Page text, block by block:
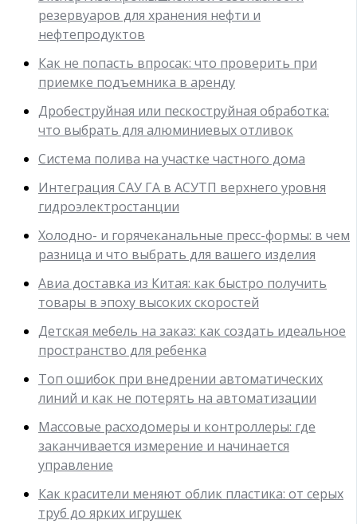
резервуаров для хранения нефти и
нефтепродуктов
Как не попасть впросак: что проверить при
приемке подъемника в аренду
Дробеструйная или пескоструйная обработка:
что выбрать для алюминиевых отливок
Система полива на участке частного дома
Интеграция САУ ГА в АСУТП верхнего уровня
гидроэлектростанции
Холодно- и горячеканальные пресс-формы: в чем
разница и что выбрать для вашего изделия
Авиа доставка из Китая: как быстро получить
товары в эпоху высоких скоростей
Детская мебель на заказ: как создать идеальное
пространство для ребенка
Топ ошибок при внедрении автоматических
линий и как не потерять на автоматизации
Массовые расходомеры и контроллеры: где
заканчивается измерение и начинается
управление
Как красители меняют облик пластика: от серых
труб до ярких игрушек